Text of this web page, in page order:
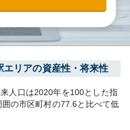
エリアの資産性・将来性
人口は2020年を100とした指
囲の市区町村の77.6と比べて低